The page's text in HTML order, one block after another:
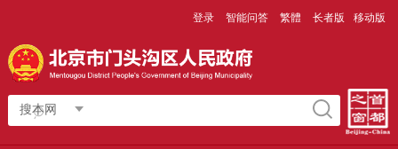
登录 智能问答 繁體 长者版 移动版
搜本网